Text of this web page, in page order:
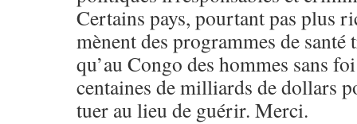
Certains pays, pourtant pas plus
mènent des programmes de
qu’au Congo des hommes sans
centaines de milliards de dollars
tuer au lieu de guérir. Merci.